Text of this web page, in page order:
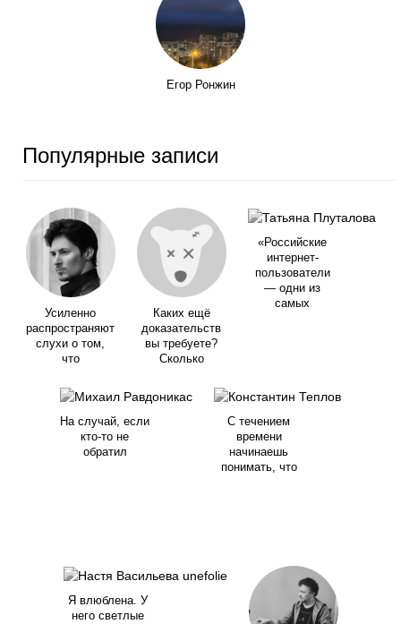
Егор Ронжин
Популярные записи
Усиленно
распространяют
слухи о том,
что
Каких ещё
доказательств
вы требуете?
Сколько
«Российские
интернет-
пользователи
— одни из
самых
На случай, если
кто-то не
обратил
С течением
времени
начинаешь
понимать, что
Я влюблена. У
него светлые